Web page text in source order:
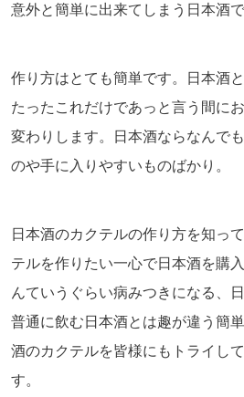
意外と簡単に出来てしまう日本酒
作り方はとても簡単です。日本酒
たったこれだけであっと言う間に
変わりします。日本酒ならなんで
のや手に入りやすいものばかり。
日本酒のカクテルの作り方を知っ
テルを作りたい一心で日本酒を購
んていうぐらい病みつきになる、
普通に飲む日本酒とは趣が違う簡
酒のカクテルを皆様にもトライし
す。